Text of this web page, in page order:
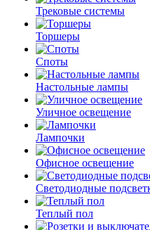
Трековые системы
Торшеры
Споты
Настольные лампы
Уличное освещение
Лампочки
Офисное освещение
Светодиодные
Теплый пол